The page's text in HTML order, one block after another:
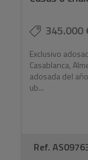
345.000
Exclusivo
Casablanca,
adosada del
ub...
Ref.